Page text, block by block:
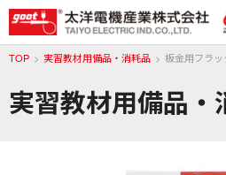
実習教材用備品・
TOP 実習教材用備品・消耗品 板金用フラ